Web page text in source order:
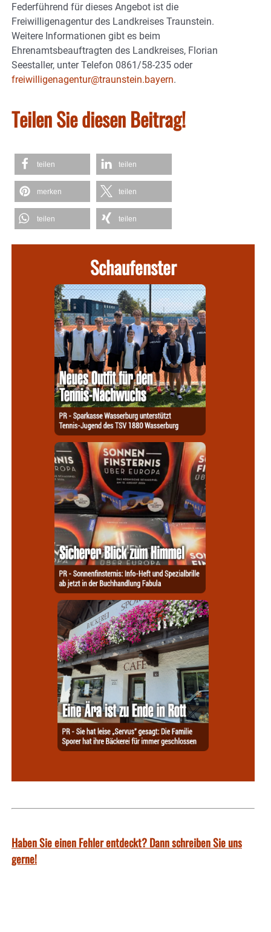
Federführend für dieses Angebot ist die
Freiwilligenagentur des Landkreises Traunstein.
Weitere Informationen gibt es beim
Ehrenamtsbeauftragten des Landkreises, Florian
Seestaller, unter Telefon 0861/58-235 oder
freiwilligenagentur@traunstein.bayern.
Teilen Sie diesen Beitrag!
teilen teilen
merken teilen
teilen teilen
Schaufenster
Haben Sie einen Fehler entdeckt? Dann schreiben Sie uns
gerne!